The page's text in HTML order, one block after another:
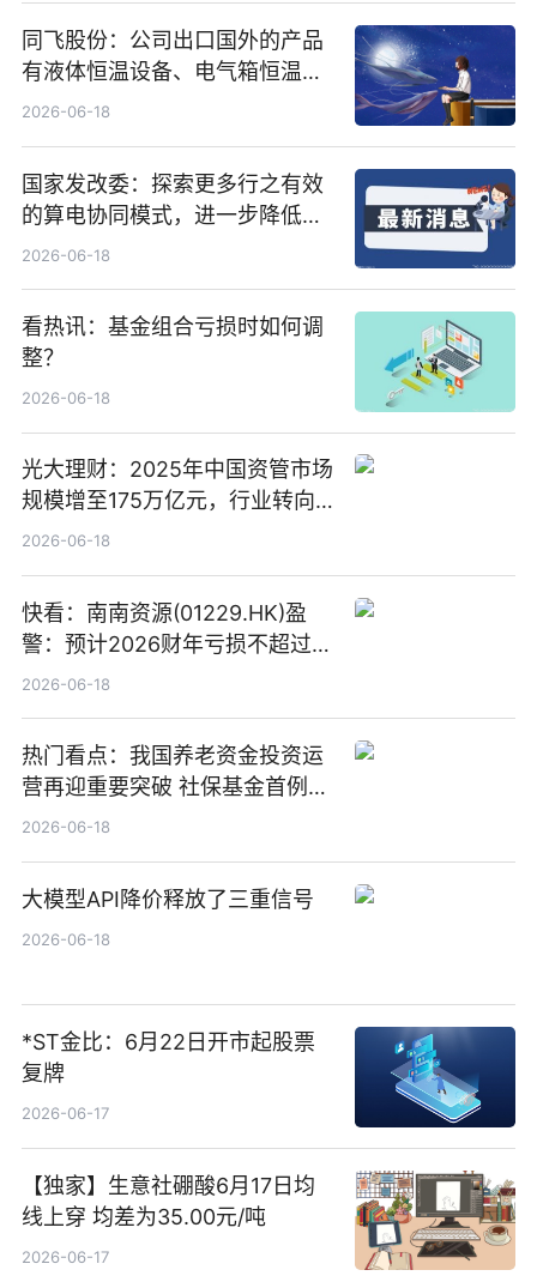
同飞股份：公司出口国外的产品
有液体恒温设备、电气箱恒温装
置、纯水冷却单元和特种换热器
2026-06-18
国家发改委：探索更多行之有效
的算电协同模式，进一步降低网
络传输时延_最资讯
2026-06-18
看热讯：基金组合亏损时如何调
整？
2026-06-18
光大理财：2025年中国资管市场
规模增至175万亿元，行业转向
“量质并重”
2026-06-18
快看：南南资源(01229.HK)盈
警：预计2026财年亏损不超过
1000万港元
2026-06-18
热门看点：我国养老资金投资运
营再迎重要突破 社保基金首例期
货账户完成开立
2026-06-18
大模型API降价释放了三重信号
2026-06-18
*ST金比：6月22日开市起股票
复牌
2026-06-17
【独家】生意社硼酸6月17日均
线上穿 均差为35.00元/吨
2026-06-17